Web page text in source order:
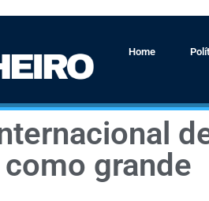
Home
grande